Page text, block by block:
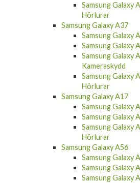
Hörlurar
Samsung Galaxy A37
Samsung Galaxy
Samsung Galaxy
Samsung Galaxy
Kameraskydd
Samsung Galaxy
Hörlurar
Samsung Galaxy A17
Samsung Galaxy
Samsung Galaxy
Samsung Galaxy
Hörlurar
Samsung Galaxy A56
Samsung Galaxy
Samsung Galaxy
Samsung Galaxy
Kameraskydd